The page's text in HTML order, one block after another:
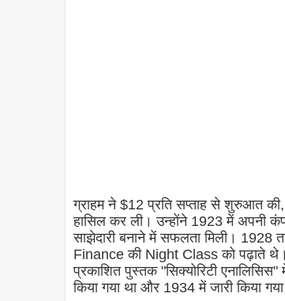
ग्राहम ने $12 प्रति सप्ताह से शुरुआत
हासिल कर ली। उन्होंने 1923 में अपनी
साझेदारी बनाने में सफलता मिली। 1928
Finance की Night Class को पढ़ाते थे।
प्रकाशित पुस्तक "सिक्योरिटी
किया गया था और 1934 में जारी किया